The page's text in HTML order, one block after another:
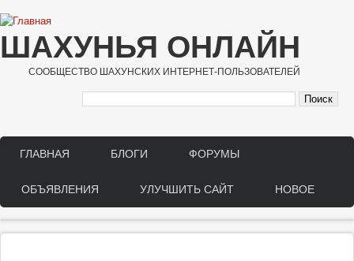
Перейти к основному содержанию
ШАХУНЬЯ ОНЛАЙН
СООБЩЕСТВО ШАХУНСКИХ ИНТЕРНЕТ-ПОЛЬЗОВАТЕЛЕЙ
Main menu
ГЛАВНАЯ БЛОГИ ФОРУМЫ
ОБЪЯВЛЕНИЯ УЛУЧШИТЬ САЙТ НОВОЕ